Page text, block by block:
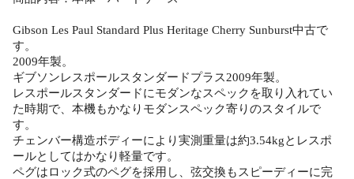
Gibson Les Paul Standard Plus Heritage Cherry Sunburst中古で
す。
2009年製。
ギブソンレスポールスタンダードプラス2009年製。
レスポールスタンダードにモダンなスペックを取り入れてい
た時期で、本機もかなりモダンスペック寄りのスタイルで
す。
チェンバー構造ボディーにより実測重量は約3.54kgとレスポ
ールとしてはかなり軽量です。
ペグはロック式のペグを採用し、弦交換もスピーディーに完